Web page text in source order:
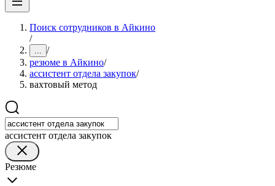
Поиск сотрудников в Айкино
/
... /
резюме в Айкино/
ассистент отдела закупок/
вахтовый метод
ассистент отдела закупок
Резюме